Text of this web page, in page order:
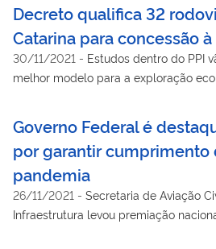
Decreto qualifica 32
Catarina para concessão
30/11/2021 - Estudos dentro do PPI
melhor modelo para a exploração
Governo Federal é
por garantir cumprimento
pandemia
26/11/2021 - Secretaria de Aviação
Infraestrutura levou premiação